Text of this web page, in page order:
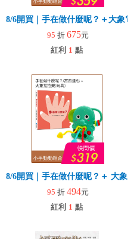
8/6開買｜手在做什麼呢？＋大象電
95 折 675元
紅利 1 點
8/6開買｜手在做什麼呢？＋ 大象
95 折 494元
紅利 1 點